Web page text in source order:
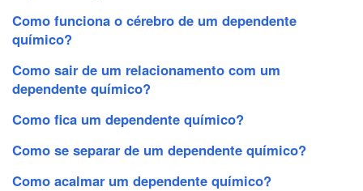
Como funciona o cérebro de um dependente
químico?
Como sair de um relacionamento com um
dependente químico?
Como fica um dependente químico?
Como se separar de um dependente químico?
Como acalmar um dependente químico?